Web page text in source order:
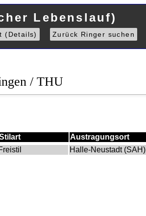
Lebenslauf)
(Details) Zurück Ringer suchen
/ THU
Austragungsort
Halle-Neustadt (SAH)